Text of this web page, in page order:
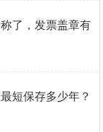
了，发票盖章有
短保存多少年？